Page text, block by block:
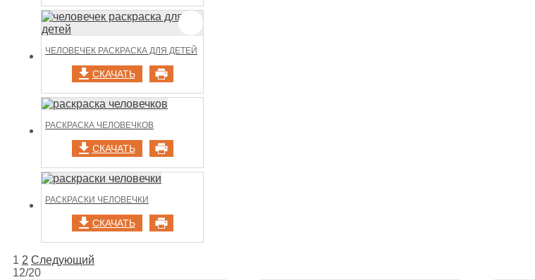
ЧЕЛОВЕЧЕК РАСКРАСКА ДЛЯ ДЕТЕЙ
СКАЧАТЬ
РАСКРАСКА ЧЕЛОВЕЧКОВ
СКАЧАТЬ
РАСКРАСКИ ЧЕЛОВЕЧКИ
СКАЧАТЬ
НАВИГАЦИЯ
1 2 Следующий
12/20